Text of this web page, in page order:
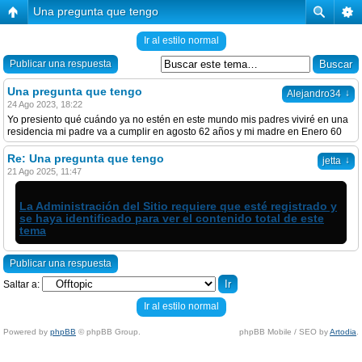
Una pregunta que tengo
Ir al estilo normal
Publicar una respuesta
Alejandro34 ↓
Una pregunta que tengo
24 Ago 2023, 18:22
Yo presiento qué cuándo ya no estén en este mundo mis padres viviré en una
residencia mi padre va a cumplir en agosto 62 años y mi madre en Enero 60
jetta ↓
Re: Una pregunta que tengo
21 Ago 2025, 11:47
La Administración del Sitio requiere que esté registrado y
se haya identificado para ver el contenido total de este
tema
Publicar una respuesta
Saltar a:
Ir al estilo normal
Powered by phpBB © phpBB Group. phpBB Mobile / SEO byArtodia